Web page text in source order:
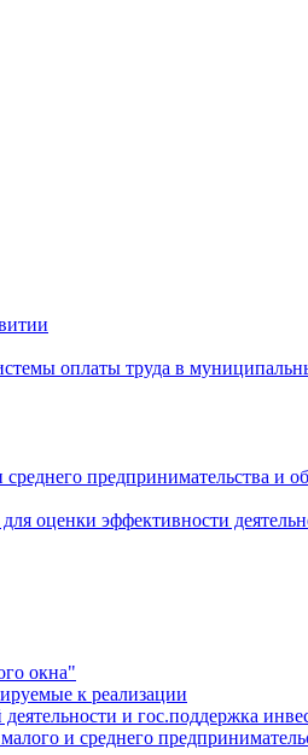
оплаты труда в
предпринимательства и
оценки эффективности
окна"
к реализации
и гос.поддержка
и среднего